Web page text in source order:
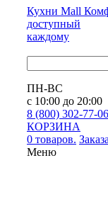
Кухни Mall
доступный
каждому
ПН-ВС
с 10:00 до 20:00
8 (800) 302-77-06
КОРЗИНА
0 товаров.
Меню